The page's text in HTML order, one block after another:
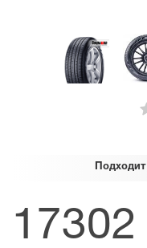
Подходит
17302